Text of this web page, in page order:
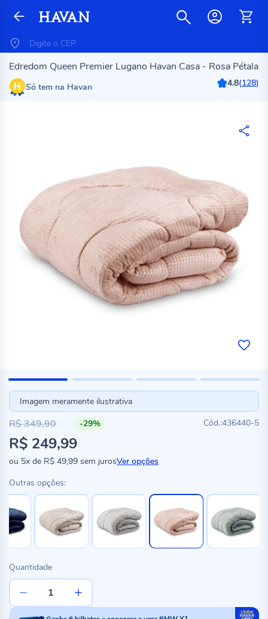
Edredom Queen Premier Lugano Havan Casa - Rosa Pétala
Só tem na Havan 4.8(128)
Imagem meramente ilustrativa
-29%
436440-5
Preço
especial
R$ 249,99
R$ 349,90
ou 5x de R$ 49,99 sem jurosVer opções
Outras opções:
Quantidade